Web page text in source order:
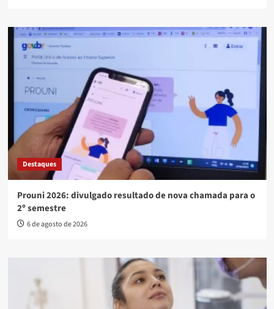
Destaques
Prouni 2026: divulgado resultado de nova chamada para o
2º semestre
6 de agosto de 2026